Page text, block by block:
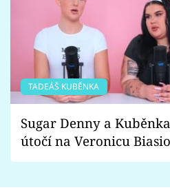
TADEÁŠ KUBĚNKA
Sugar Denny a
útočí na Veronicu
Proč je podle nich